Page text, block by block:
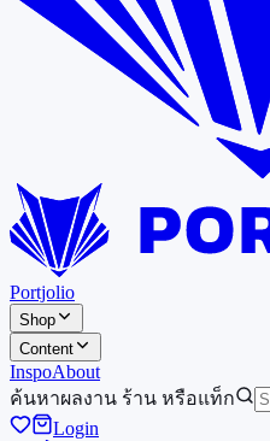
Portjolio
Shop
Content
InspoAbout
ค้นหาผลงาน ร้าน หรือแท็ก
Login